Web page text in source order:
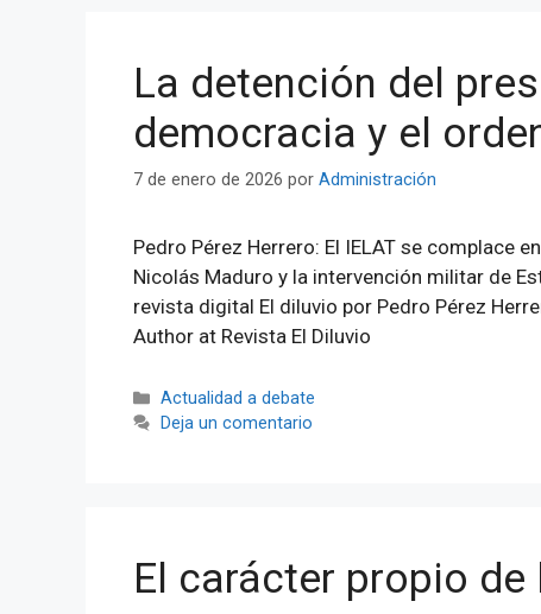
La detención del
democracia y el
7 de enero de 2026 por Administración
Pedro Pérez Herrero: El IELAT se complace
Nicolás Maduro y la intervención militar de
revista digital El diluvio por Pedro Pérez
Author at Revista El Diluvio
Categorías
Actualidad a debate
Deja un comentario
El carácter propio